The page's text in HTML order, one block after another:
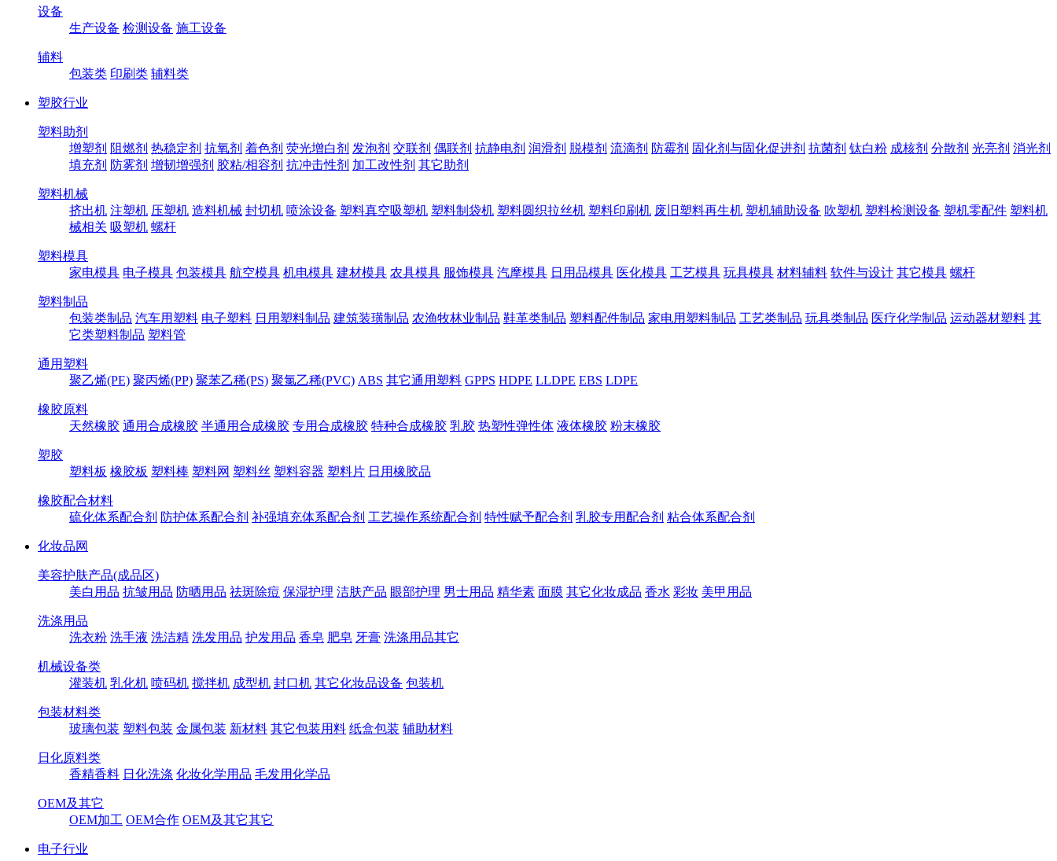
设备
生产设备 检测设备 施工设备
辅料
包装类 印刷类 辅料类
塑胶行业
塑料助剂
增塑剂 阻燃剂 热稳定剂 抗氧剂 着色剂 荧光增白剂 发泡剂 交联剂 偶联剂 抗静电剂 润滑剂 脱模剂 流滴剂 防霉剂 固化剂与固化促进剂 抗菌剂 钛白粉 成核剂 分散剂 光亮剂 消光剂
填充剂 防雾剂 增韧增强剂 胶粘/相容剂 抗冲击性剂 加工改性剂 其它助剂
塑料机械
挤出机 注塑机 压塑机 造料机械 封切机 喷涂设备 塑料真空吸塑机 塑料制袋机 塑料圆织拉丝机 塑料印刷机 废旧塑料再生机 塑机辅助设备 吹塑机 塑料检测设备 塑机零配件 塑料机
械相关 吸塑机 螺杆
塑料模具
家电模具 电子模具 包装模具 航空模具 机电模具 建材模具 农具模具 服饰模具 汽摩模具 日用品模具 医化模具 工艺模具 玩具模具 材料辅料 软件与设计 其它模具 螺杆
塑料制品
包装类制品 汽车用塑料 电子塑料 日用塑料制品 建筑装璜制品 农渔牧林业制品 鞋革类制品 塑料配件制品 家电用塑料制品 工艺类制品 玩具类制品 医疗化学制品 运动器材塑料 其
它类塑料制品 塑料管
通用塑料
聚乙烯(PE) 聚丙烯(PP) 聚苯乙稀(PS) 聚氯乙稀(PVC) ABS 其它通用塑料 GPPS HDPE LLDPE EBS LDPE
橡胶原料
天然橡胶 通用合成橡胶 半通用合成橡胶 专用合成橡胶 特种合成橡胶 乳胶 热塑性弹性体 液体橡胶 粉末橡胶
塑胶
塑料板 橡胶板 塑料棒 塑料网 塑料丝 塑料容器 塑料片 日用橡胶品
橡胶配合材料
硫化体系配合剂 防护体系配合剂 补强填充体系配合剂 工艺操作系统配合剂 特性赋予配合剂 乳胶专用配合剂 粘合体系配合剂
化妆品网
美容护肤产品(成品区)
美白用品 抗皱用品 防晒用品 祛斑除痘 保湿护理 洁肤产品 眼部护理 男士用品 精华素 面膜 其它化妆成品 香水 彩妆 美甲用品
洗涤用品
洗衣粉 洗手液 洗洁精 洗发用品 护发用品 香皂 肥皂 牙膏 洗涤用品其它
机械设备类
灌装机 乳化机 喷码机 搅拌机 成型机 封口机 其它化妆品设备 包装机
包装材料类
玻璃包装 塑料包装 金属包装 新材料 其它包装用料 纸盒包装 辅助材料
日化原料类
香精香料 日化洗涤 化妆化学用品 毛发用化学品
OEM及其它
OEM加工 OEM合作 OEM及其它其它
电子行业